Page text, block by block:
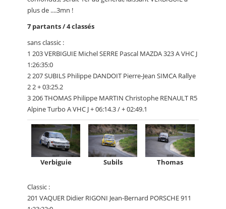
plus de ....3mn !
7 partants / 4 classés
sans classic :
1 203 VERBIGUIE Michel SERRE Pascal MAZDA 323 A VHC J
1:26:35:0
2 207 SUBILS Philippe DANDOIT Pierre-Jean SIMCA Rallye
2 2 + 03:25.2
3 206 THOMAS Philippe MARTIN Christophe RENAULT R5
Alpine Turbo A VHC J + 06:14.3 / + 02:49.1
Verbiguie Subils Thomas
Classic :
201 VAQUER Didier RIGONI Jean-Bernard PORSCHE 911